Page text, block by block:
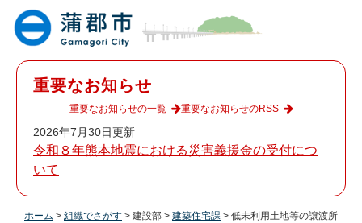
重要なお知らせ
2026年7月30日更新
令和８年熊本地震における災害義援金の受付につ
いて
重要なお知らせの一覧 重要なお知らせのRSS
ホーム > 組織でさがす > 建設部 > 建築住宅課 > 低未利用土地等の譲渡所